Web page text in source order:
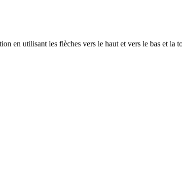
en utilisant les flèches vers le haut et vers le bas et la